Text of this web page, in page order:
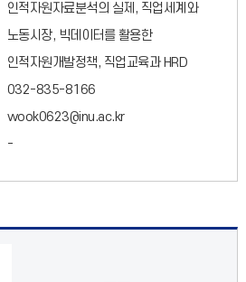
인적자원자료분석의 실제, 직업세계와
노동시장, 빅데이터를 활용한
인적자원개발정책, 직업교육과 HRD
032-835-8166
wook0623@inu.ac.kr
-